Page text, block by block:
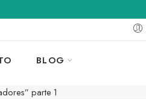
BLOG
parte 1